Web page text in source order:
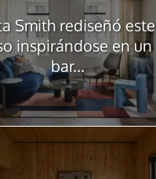
Smith rediseñó este
inspirándose en un
bar...